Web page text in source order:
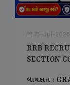
15-Jul-2026
RRB
SECTION
લાયકાત :